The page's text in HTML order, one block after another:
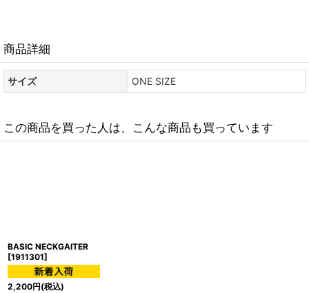
商品詳細
サイズ ONE SIZE
この商品を買った人は、こんな商品も買っています
BASIC NECKGAITER
[1911301]
2,200円(税込)